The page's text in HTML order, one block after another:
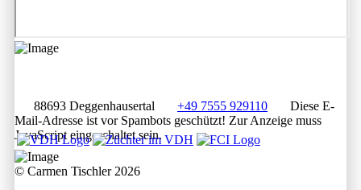
88693 Deggenhausertal +49 7555 929110
Diese E-
Mail-Adresse ist vor Spambots geschützt! Zur Anzeige muss
JavaScript eingeschaltet sein.
© Carmen Tischler 2026